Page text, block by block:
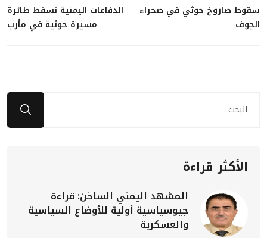
سقوط صاروخ حوثي في صحراء
الجوف
الدفاعات اليمنية تسقط طائرة
مسيرة حوثية في مأرب
الأكثر قراءة
المشهد اليمني الساخن: قراءة
جيوسياسية أولية للأوضاع السياسية
والعسكرية